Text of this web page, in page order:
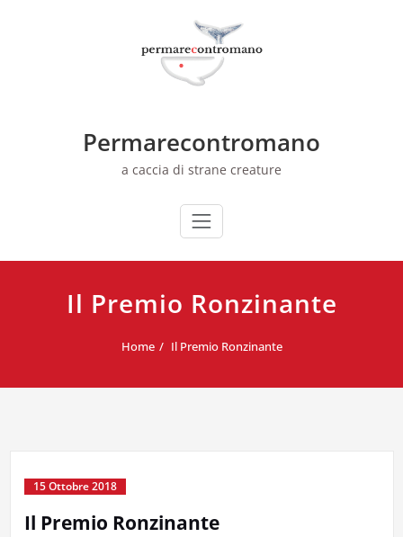
Permarecontromano
a caccia di strane creature
Il Premio Ronzinante
Home Il Premio Ronzinante
15 Ottobre 2018
Il Premio Ronzinante